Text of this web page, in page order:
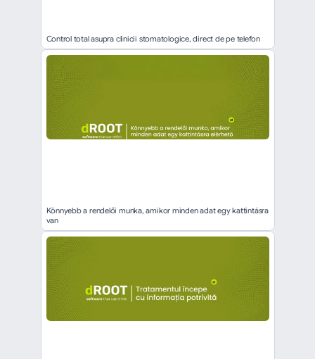
Control total asupra clinicii stomatologice, direct de pe telefon
Könnyebb a rendelői munka, amikor minden adat egy kattintásra
van